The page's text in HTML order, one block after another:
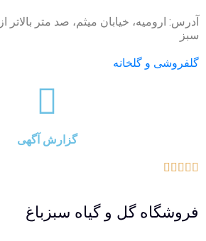
آدرس: ارومیه، خیابان میثم، صد متر بالاتر
سبز
گلفروشی و گلخانه
گزارش آگهی





فروشگاه گل و گیاه سبزباغ